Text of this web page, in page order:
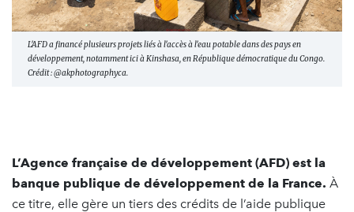
L'AFD a financé plusieurs projets liés à l'accès à l'eau potable dans des pays en
développement, notamment ici à Kinshasa, en République démocratique du Congo.
Crédit : @akphotographyca.
L’Agence française de développement (AFD) est la
banque publique de développement de la France. À
ce titre, elle gère un tiers des crédits de l’aide publique